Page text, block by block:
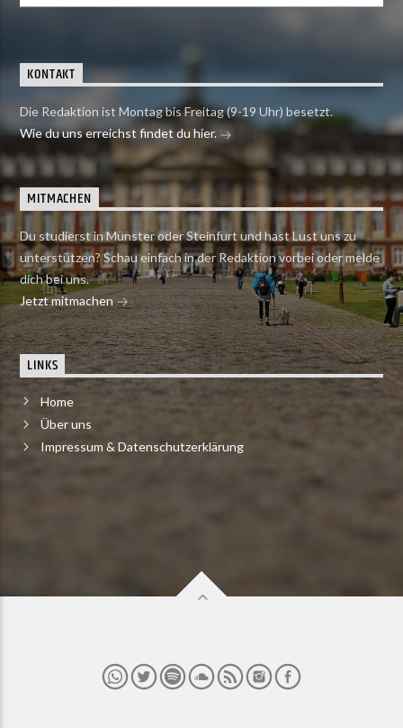
KONTAKT
Die Redaktion ist Montag bis Freitag (9-19 Uhr) besetzt.
Wie du uns erreichst findet du hier.
MITMACHEN
Du studierst in Münster oder Steinfurt und hast Lust uns zu
unterstützen? Schau einfach in der Redaktion vorbei oder melde
dich bei uns.
Jetzt mitmachen
LINKS
Home
Über uns
Impressum & Datenschutzerklärung